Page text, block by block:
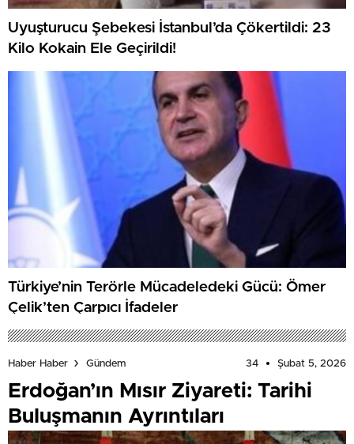
Uyuşturucu Şebekesi İstanbul’da Çökertildi: 23
Kilo Kokain Ele Geçirildi!
Türkiye’nin Terörle Mücadeledeki Gücü: Ömer
Çelik’ten Çarpıcı İfadeler
Haber Haber Gündem 34 Şubat 5, 2026
Erdoğan’ın Mısır Ziyareti: Tarihi
Buluşmanın Ayrıntıları